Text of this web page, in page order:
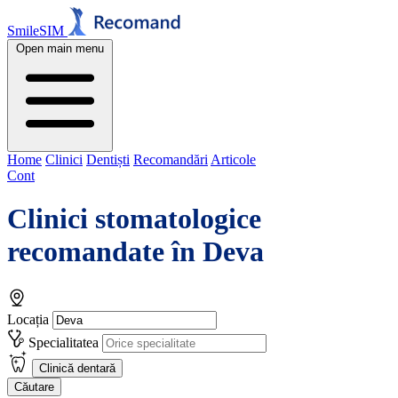
SmileSIM
Open main menu
Home Clinici Dentiști Recomandări Articole
Cont
Clinici stomatologice
recomandate în Deva
Locația
Specialitatea
Clinică dentară
Căutare